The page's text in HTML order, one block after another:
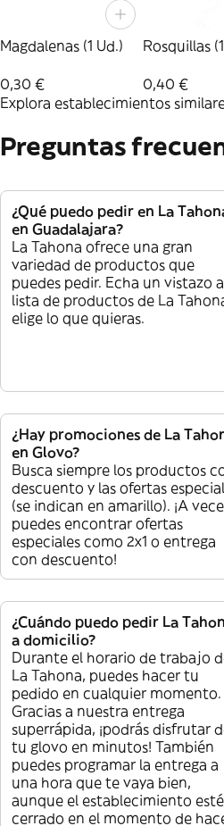
Magdalenas (1 Ud.)
0,30 €
Rosquillas
0,40 €
Explora establecimientos
Preguntas
¿Qué puedo pedir en La
en Guadalajara?
La Tahona ofrece una gran
variedad de productos que
puedes pedir. Echa un vistazo
lista de productos de La
elige lo que quieras.
¿Hay promociones de La
en Glovo?
Busca siempre los productos
descuento y las ofertas
(se indican en amarillo). ¡A
puedes encontrar ofertas
especiales como 2x1 o entrega
con descuento!
¿Cuándo puedo pedir La
a domicilio?
Durante el horario de trabajo
La Tahona, puedes hacer tu
pedido en cualquier momento.
Gracias a nuestra entrega
superrápida, ¡podrás disfrutar
tu glovo en minutos! También
puedes programar la entrega a
una hora que te vaya bien,
aunque el establecimiento esté
cerrado en el momento de